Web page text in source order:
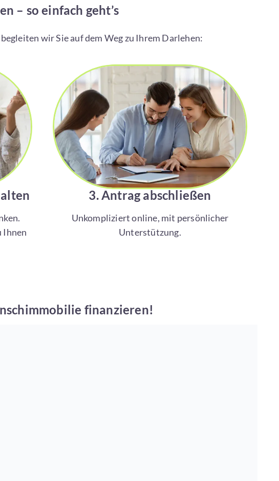
– so einfach geht’s
wir Sie auf dem Weg zu Ihrem Darlehen:
Ihnen
3. Antrag abschließen
Unkompliziert online, mit persönlicher
Unterstützung.
finanzieren!